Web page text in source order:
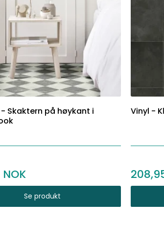
Skaktern på høykant i
Se produkt
Vinyl -